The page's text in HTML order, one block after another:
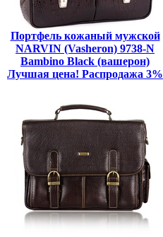
Портфель кожаный мужской
NARVIN (Vasheron) 9738-N
Bambino Black (вашерон)
Лучшая цена! Распродажа 3%